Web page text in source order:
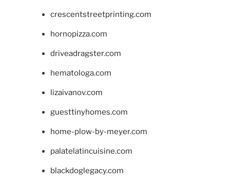
crescentstreetprinting.com
hornopizza.com
driveadragster.com
hematologa.com
lizaivanov.com
guesttinyhomes.com
home-plow-by-meyer.com
palatelatincuisine.com
blackdoglegacy.com